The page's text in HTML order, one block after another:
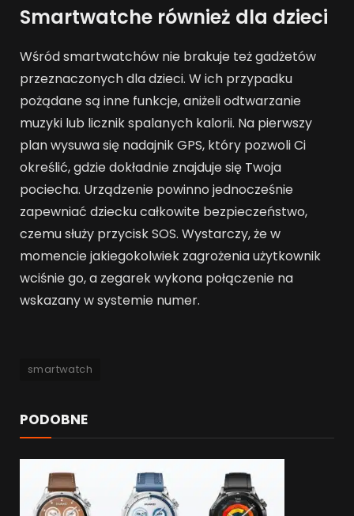
Smartwatche również dla dzieci
Wśród smartwatchów nie brakuje też gadżetów
przeznaczonych dla dzieci. W ich przypadku
pożądane są inne funkcje, aniżeli odtwarzanie
muzyki lub licznik spalanych kalorii. Na pierwszy
plan wysuwa się nadajnik GPS, który pozwoli Ci
określić, gdzie dokładnie znajduje się Twoja
pociecha. Urządzenie powinno jednocześnie
zapewniać dziecku całkowite bezpieczeństwo,
czemu służy przycisk SOS. Wystarczy, że w
momencie jakiegokolwiek zagrożenia użytkownik
wciśnie go, a zegarek wykona połączenie na
wskazany w systemie numer.
smartwatch
PODOBNE